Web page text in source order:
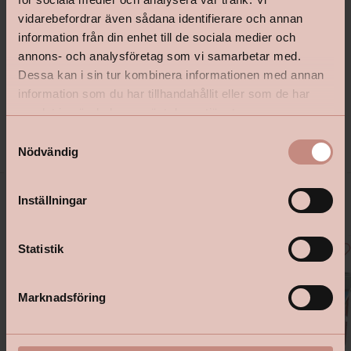
vidarebefordrar även sådana identifierare och annan
information från din enhet till de sociala medier och
annons- och analysföretag som vi samarbetar med.
Dessa kan i sin tur kombinera informationen med annan
information som du har tillhandahållit eller som de har
samlat in när du har använt deras tjänster.
Nödvändig
Inställningar
Statistik
Marknadsföring
optimalt resultat. Den gamla, röda kulören bör
vara så pass gammal att den har börjat att krita,
det vill säga släpper lätt ifrån väggen.
Köp slamfärg i webbshopen